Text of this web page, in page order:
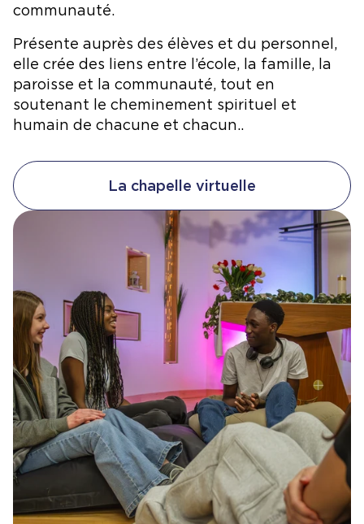
communauté.
Présente auprès des élèves et du personnel,
elle crée des liens entre l’école, la famille, la
paroisse et la communauté, tout en
soutenant le cheminement spirituel et
humain de chacune et chacun..
La chapelle virtuelle